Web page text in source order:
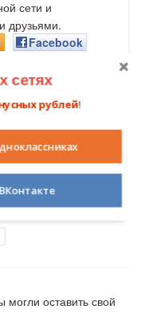
сети и
друзьями.
Facebook
могли оставить свой
сетях
рублей!